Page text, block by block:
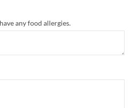
any food allergies.